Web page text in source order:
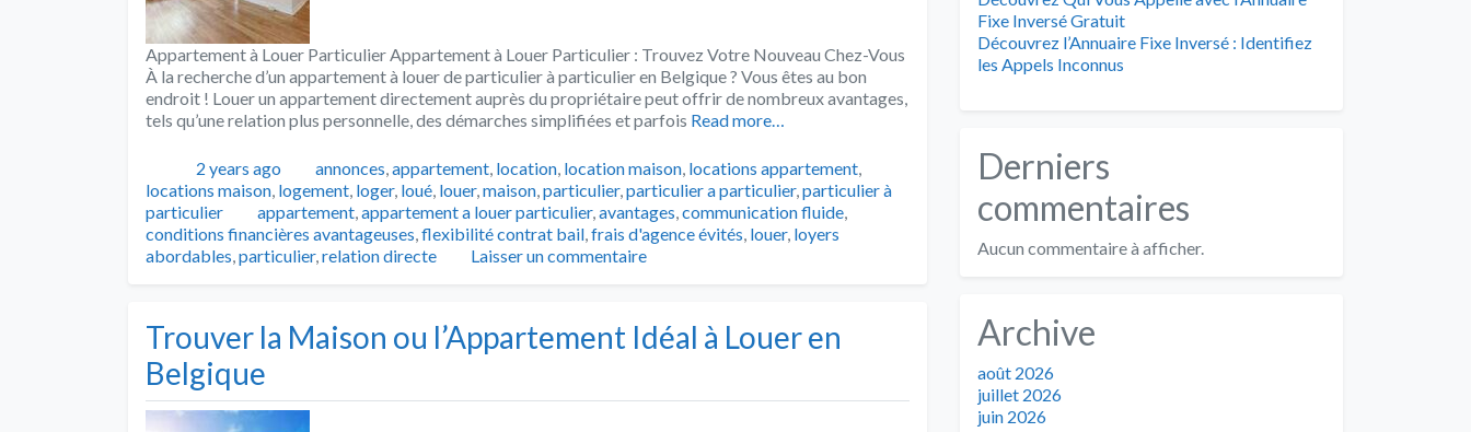
Appartement à Louer Particulier Appartement à Louer Particulier : Trouvez Votre Nouveau Chez-Vous
À la recherche d’un appartement à louer de particulier à particulier en Belgique ? Vous êtes au bon
endroit ! Louer un appartement directement auprès du propriétaire peut offrir de nombreux avantages,
tels qu’une relation plus personnelle, des démarches simplifiées et parfois Read more…
Publié2 years ago Catégories
annonces,appartement, location, location maison, locations appartement,
locations maison, logement, loger, loué, louer,maison,particulier,particulier a particulier,particulier à
particulier
Tags
appartement,appartement a louer particulier,avantages,communication fluide,
conditions financières avantageuses,flexibilité contrat bail,frais d'agence évités, louer, loyers
abordables,particulier,relation directe Laisser un commentaire
Trouver la Maison ou l’Appartement Idéal à Louer en
Belgique
Fixe Inversé Gratuit
Découvrez l’Annuaire Fixe Inversé : Identifiez
les Appels Inconnus
Derniers
commentaires
Aucun commentaire à afficher.
Archive
août 2026
juillet 2026
juin 2026